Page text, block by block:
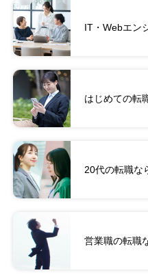
IT・Webエン
はじめての転
20代の転職な
営業職の転職